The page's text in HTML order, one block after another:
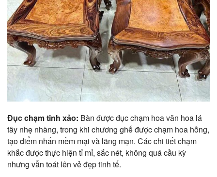
Đục chạm tinh xảo: Bàn được đục chạm hoa văn hoa lá
tây nhẹ nhàng, trong khi chương ghế được chạm hoa hồng,
tạo điểm nhấn mềm mại và lãng mạn. Các chi tiết chạm
khắc được thực hiện tỉ mỉ, sắc nét, không quá cầu kỳ
nhưng vẫn toát lên vẻ đẹp tinh tế.